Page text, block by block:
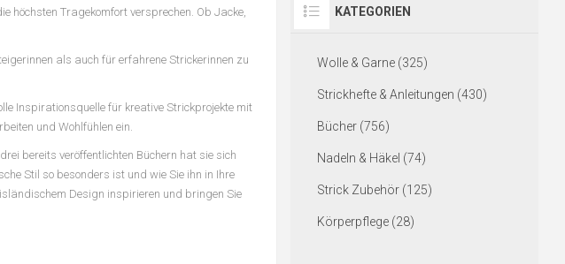
höchsten Tragekomfort versprechen. Ob Jacke,
als auch für erfahrene Strickerinnen zu
Inspirationsquelle für kreative Strickprojekte mit
und Wohlfühlen ein.
bereits veröffentlichten Büchern hat sie sich
Stil so besonders ist und wie Sie ihn in Ihre
Design inspirieren und bringen Sie
KATEGORIEN
Wolle & Garne (325)
Strickhefte & Anleitungen (430)
Bücher (756)
Nadeln & Häkel (74)
Strick Zubehör (125)
Körperpflege (28)